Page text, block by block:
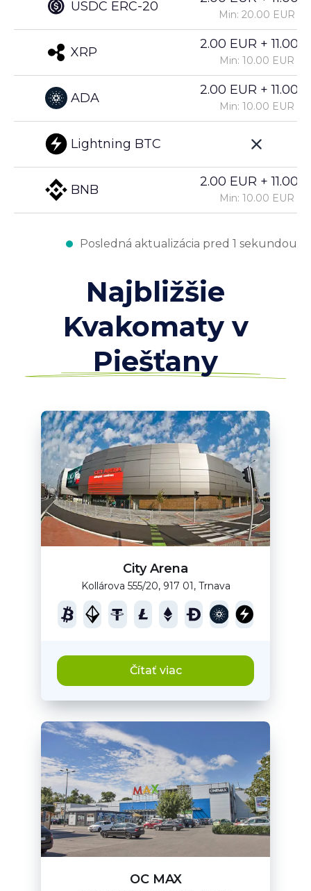
USDC ERC-20
XRP
ADA
Lightning BTC
BNB
Min: 20.00 EUR
2.00 EUR +
Min: 10.00 EUR
2.00 EUR +
Min: 10.00 EUR
2.00 EUR +
Min: 10.00 EUR
Posledná aktualizácia pred 1 sekundou
Najbližšie
Kvakomaty v
Piešťany
City Arena
Kollárova 555/20, 917 01, Trnava
Čítať viac
OC MAX